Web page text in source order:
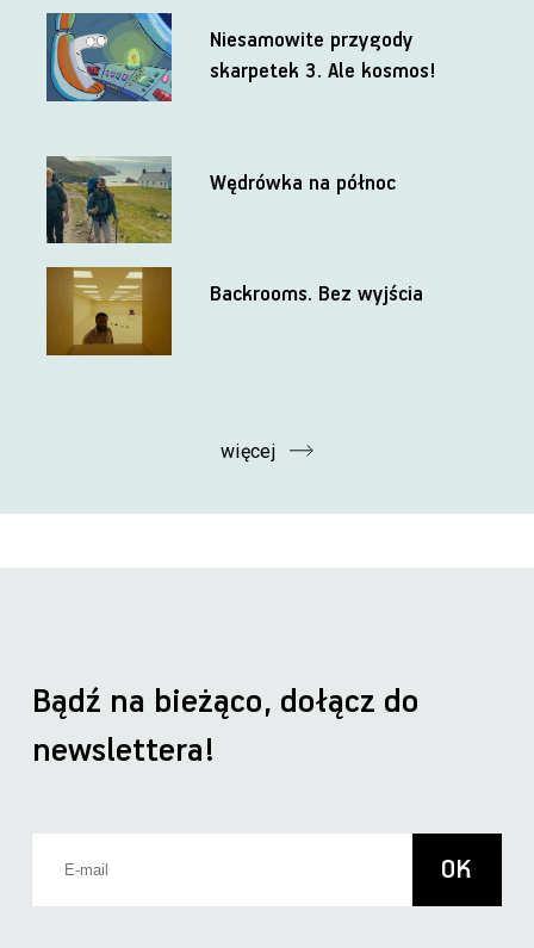
Niesamowite przygody
skarpetek 3. Ale kosmos!
Wędrówka na północ
Backrooms. Bez wyjścia
więcej
Bądź na bieżąco, dołącz do
newslettera!